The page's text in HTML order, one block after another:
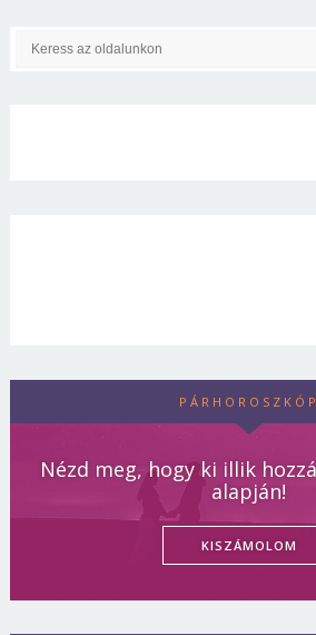
PÁRHOROSZKÓP
Nézd meg, hogy ki illik
alapján!
KISZÁMOLOM